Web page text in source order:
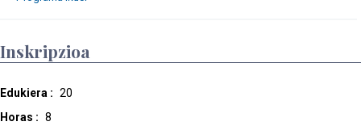
Inskripzioa
Edukiera : 20
Horas : 8